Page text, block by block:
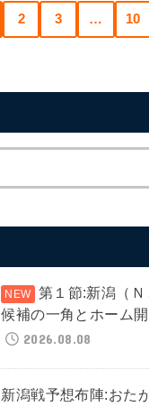
2 3 … 10
第１節:新潟（
候補の一角とホーム開
2026.08.08
新潟戦予想布陣:おた